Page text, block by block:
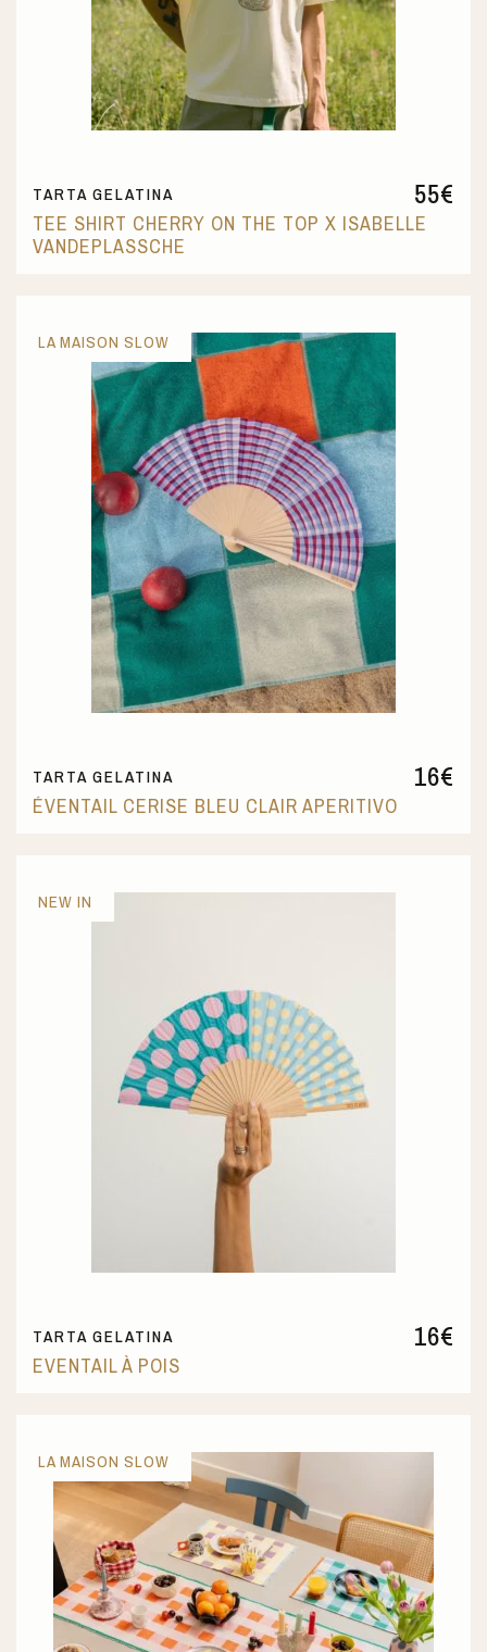
55€
TARTA GELATINA
TEE SHIRT CHERRY ON THE TOP X ISABELLE
VANDEPLASSCHE
16€
TARTA GELATINA
ÉVENTAIL CERISE BLEU CLAIR APERITIVO
LA MAISON SLOW
16€
TARTA GELATINA
EVENTAIL À POIS
NEW IN
LA MAISON SLOW